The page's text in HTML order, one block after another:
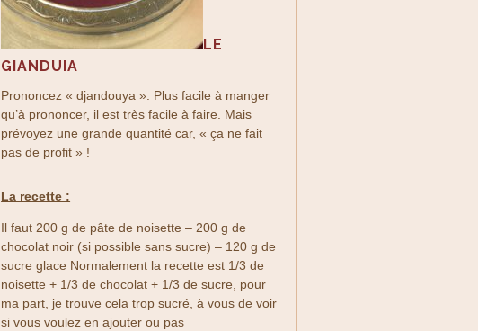
LE
GIANDUIA
Prononcez « djandouya ». Plus facile à manger
qu’à prononcer, il est très facile à faire. Mais
prévoyez une grande quantité car, « ça ne fait
pas de profit » !
La recette :
Il faut 200 g de pâte de noisette – 200 g de
chocolat noir (si possible sans sucre) – 120 g de
sucre glace Normalement la recette est 1/3 de
noisette + 1/3 de chocolat + 1/3 de sucre, pour
ma part, je trouve cela trop sucré, à vous de voir
si vous voulez en ajouter ou pas